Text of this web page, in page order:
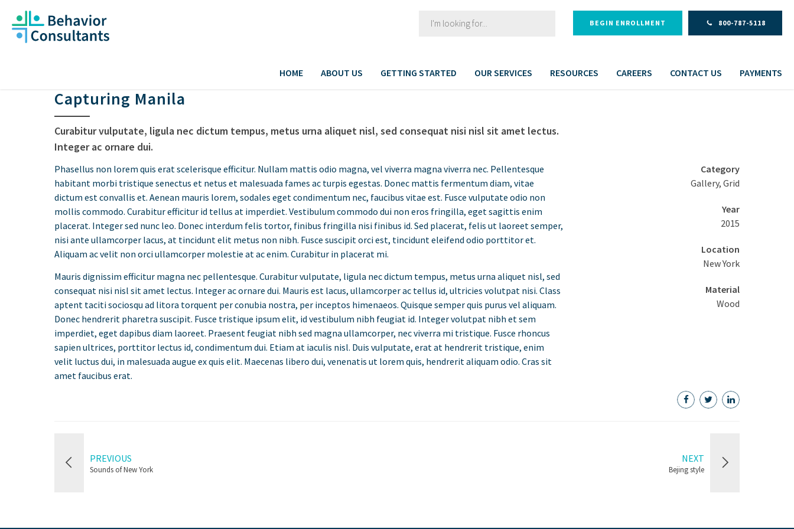
BEGIN ENROLLMENT 800-787-5118
HOME ABOUT US GETTING STARTED OUR SERVICES RESOURCES CAREERS CONTACT US PAYMENTS
Capturing Manila
Curabitur vulputate, ligula nec dictum tempus, metus urna aliquet nisl, sed consequat nisi nisl sit amet lectus.
Integer ac ornare dui.
Phasellus non lorem quis erat scelerisque efficitur. Nullam mattis odio magna, vel viverra magna viverra nec. Pellentesque
habitant morbi tristique senectus et netus et malesuada fames ac turpis egestas. Donec mattis fermentum diam, vitae
dictum est convallis et. Aenean mauris lorem, sodales eget condimentum nec, faucibus vitae est. Fusce vulputate odio non
mollis commodo. Curabitur efficitur id tellus at imperdiet. Vestibulum commodo dui non eros fringilla, eget sagittis enim
placerat. Integer sed nunc leo. Donec interdum felis tortor, finibus fringilla nisi finibus id. Sed placerat, felis ut laoreet semper,
nisi ante ullamcorper lacus, at tincidunt elit metus non nibh. Fusce suscipit orci est, tincidunt eleifend odio porttitor et.
Aliquam ac velit non orci ullamcorper molestie at ac enim. Curabitur in placerat mi.
Mauris dignissim efficitur magna nec pellentesque. Curabitur vulputate, ligula nec dictum tempus, metus urna aliquet nisl, sed
consequat nisi nisl sit amet lectus. Integer ac ornare dui. Mauris est lacus, ullamcorper ac tellus id, ultricies volutpat nisi. Class
aptent taciti sociosqu ad litora torquent per conubia nostra, per inceptos himenaeos. Quisque semper quis purus vel aliquam.
Donec hendrerit pharetra suscipit. Fusce tristique ipsum elit, id vestibulum nibh feugiat id. Integer volutpat nibh et sem
imperdiet, eget dapibus diam laoreet. Praesent feugiat nibh sed magna ullamcorper, nec viverra mi tristique. Fusce rhoncus
sapien ultrices, porttitor lectus id, condimentum dui. Etiam at iaculis nisl. Duis vulputate, erat at hendrerit tristique, enim
velit luctus dui, in malesuada augue ex quis elit. Maecenas libero dui, venenatis ut lorem quis, hendrerit aliquam odio. Cras sit
amet faucibus erat.
Category
Gallery, Grid
Year
2015
Location
New York
Material
Wood
PREVIOUS
Sounds of New York
NEXT
Bejing style